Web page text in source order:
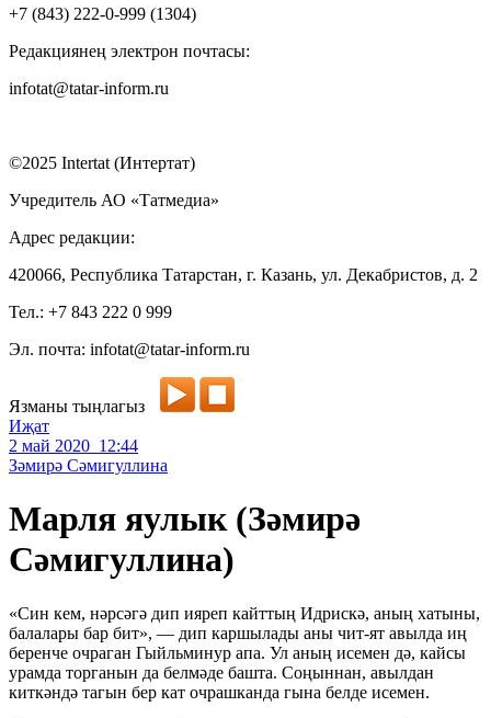
+7 (843) 222-0-999 (1304)
Редакциянең электрон почтасы:
infotat@tatar-inform.ru
©2025 Intertat (Интертат)
Учредитель АО «Татмедиа»
Адрес редакции:
420066, Республика Татарстан, г. Казань, ул. Декабристов, д. 2
Тел.: +7 843 222 0 999
Эл. почта: infotat@tatar-inform.ru
Язманы тыңлагыз
Иҗат
2 май 2020 12:44
Зәмирә Сәмигуллина
Марля яулык (Зәмирә
Сәмигуллина)
«Син кем, нәрсәгә дип ияреп кайттың Идрискә, аның хатыны,
балалары бар бит», — дип каршылады аны чит-ят авылда иң
беренче очраган Гыйльминур апа. Ул аның исемен дә, кайсы
урамда торганын да белмәде башта. Соңыннан, авылдан
киткәндә тагын бер кат очрашканда гына белде исемен.